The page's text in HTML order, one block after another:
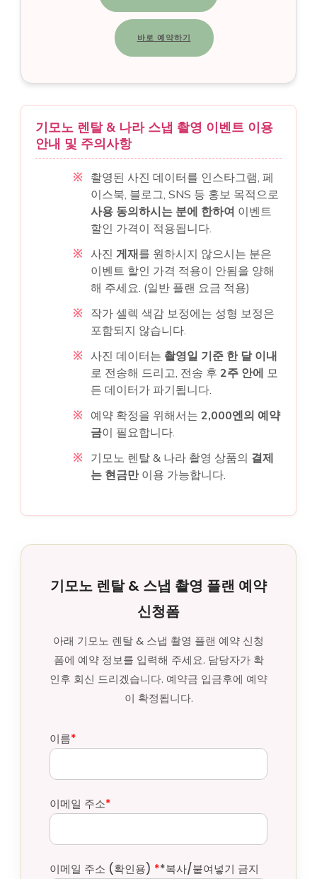
바로 예약하기
기모노 렌탈 & 나라 스냅 촬영 이벤트 이용
안내 및 주의사항
촬영된 사진 데이터를 인스타그램, 페
이스북, 블로그, SNS 등 홍보 목적으로
사용 동의하시는 분에 한하여 이벤트
할인 가격이 적용됩니다.
사진 게재를 원하시지 않으시는 분은
이벤트 할인 가격 적용이 안됨을 양해
해 주세요. (일반 플랜 요금 적용)
작가 셀렉 색감 보정에는 성형 보정은
포함되지 않습니다.
사진 데이터는 촬영일 기준 한 달 이내
로 전송해 드리고, 전송 후 2주 안에 모
든 데이터가 파기됩니다.
예약 확정을 위해서는 2,000엔의 예약
금이 필요합니다.
기모노 렌탈 & 나라 촬영 상품의 결제
는 현금만이용 가능합니다.
기모노 렌탈 & 스냅 촬영 플랜 예약
신청폼
아래 기모노 렌탈 & 스냅 촬영 플랜 예약 신청
폼에 예약 정보를 입력해 주세요. 담당자가 확
인후 회신 드리겠습니다. 예약금 입금후에 예약
이 확정됩니다.
이름*
이메일 주소*
이메일 주소 (확인용) **복사/붙여넣기 금지